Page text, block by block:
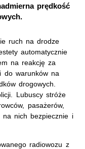
prędkość
ruch na drodze
automatycznie
na reakcję za
do warunków na
drogowych.
Lubuscy stróże
pasażerów,
na nich bezpiecznie i
radiowozu z